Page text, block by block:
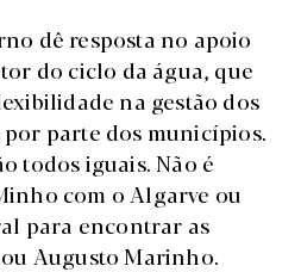
dê resposta no apoio
do ciclo da água, que
na gestão dos
parte dos municípios.
todos iguais. Não é
com o Algarve ou
para encontrar as
Augusto Marinho.